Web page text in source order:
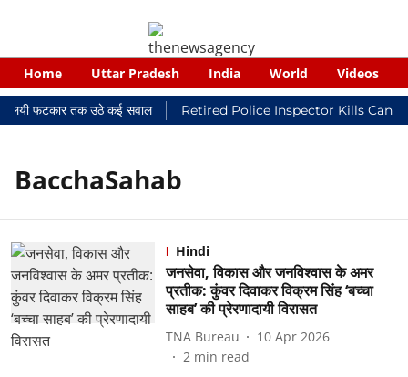
Home Uttar Pradesh India World Videos
फटकार तक उठे कई सवाल Retired Police Inspector Kills
BacchaSahab
Hindi
जनसेवा, विकास और जनविश्वास के अमर
प्रतीक: कुंवर दिवाकर विक्रम सिंह ‘बच्चा
साहब’ की प्रेरणादायी विरासत
TNA Bureau
10 Apr 2026
2 min read